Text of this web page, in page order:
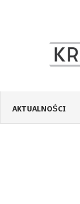
AKTUALNOŚCI